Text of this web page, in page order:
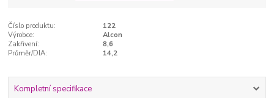
Číslo produktu:
122
Výrobce:
Alcon
Zakřivení:
8,6
Průměr/DIA:
14,2
Kompletní specifikace